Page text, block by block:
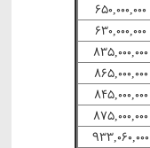
۶۵۰,۰۰۰,۰۰۰
۶۳۰,۰۰۰,۰۰۰
۸۳۵,۰۰۰,۰۰۰
۸۶۵,۰۰۰,۰۰۰
۸۴۵,۰۰۰,۰۰۰
۸۷۵,۰۰۰,۰۰۰
۹۳۳,۰۶۰,۰۰۰